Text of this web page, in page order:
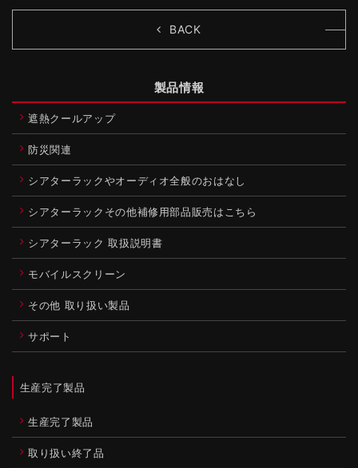
BACK
製品情報
遮熱クールアップ
防災関連
シアターラックやオーディオ全般のおはなし
シアターラックその他補修用部品販売はこちら
シアターラック 取扱説明書
モバイルスクリーン
その他 取り扱い製品
サポート
生産完了製品
生産完了製品
取り扱い終了品